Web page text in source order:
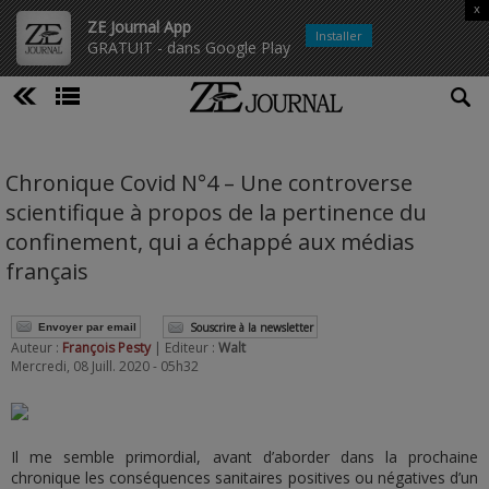
ZE Journal App
GRATUIT - dans Google Play
x
Installer
Chronique Covid N°4 – Une controverse
scientifique à propos de la pertinence du
confinement, qui a échappé aux médias
français
Envoyer par email Souscrire à la newsletter
Auteur : François Pesty | Editeur : Walt
Mercredi, 08 Juill. 2020 - 05h32
Il me semble primordial, avant d’aborder dans la prochaine
chronique les conséquences sanitaires positives ou négatives d’un